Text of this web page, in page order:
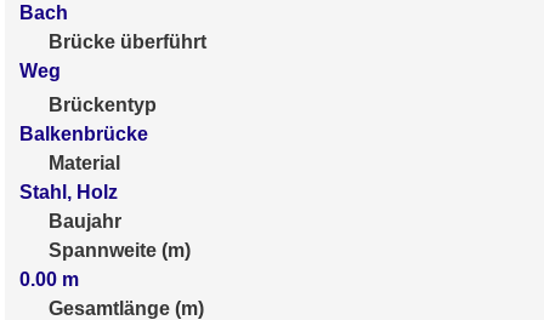
Bach
Brücke überführt
Weg
Brückentyp
Balkenbrücke
Material
Stahl, Holz
Baujahr
Spannweite (m)
0.00 m
Gesamtlänge (m)